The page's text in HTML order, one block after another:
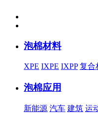
泡棉材料
XPE IXPE IXPP 复合
泡棉应用
新能源 汽车 建筑 运